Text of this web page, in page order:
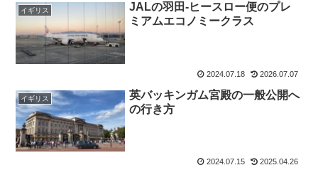
イギリス
JALの羽田-ヒースロー便のプレ
ミアムエコノミークラス
2024.07.18 2026.07.07
イギリス
英バッキンガム宮殿の一般公開へ
の行き方
2024.07.15 2025.04.26